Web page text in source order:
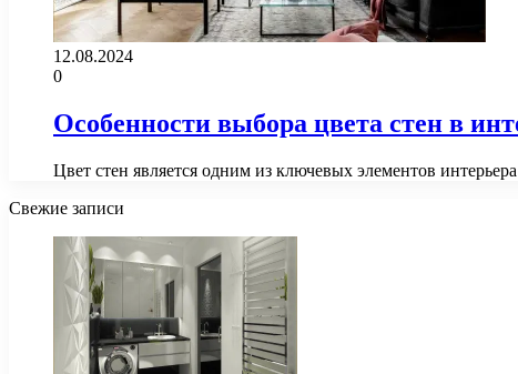
12.08.2024
0
Особенности выбора цвета стен в
Цвет стен является одним из ключевых элементов
Свежие записи